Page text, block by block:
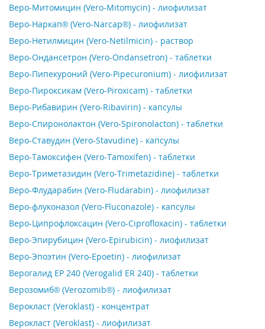
Веро-Митомицин (Vero-Mitomycin) - лиофилизат
Веро-Наркап® (Vero-Narcap®) - лиофилизат
Веро-Нетилмицин (Vero-Netilmicin) - раствор
Веро-Ондансетрон (Vero-Ondansetron) - таблетки
Веро-Пипекуроний (Vero-Pipecuronium) - лиофилизат
Веро-Пироксикам (Vero-Piroxicam) - таблетки
Веро-Рибавирин (Vero-Ribavirin) - капсулы
Веро-Спиронолактон (Vero-Spironolacton) - таблетки
Веро-Ставудин (Vero-Stavudine) - капсулы
Веро-Тамоксифен (Vero-Tamoxifen) - таблетки
Веро-Триметазидин (Vero-Trimetazidine) - таблетки
Веро-Флударабин (Vero-Fludarabin) - лиофилизат
Веро-флуконазол (Vero-Fluconazole) - капсулы
Веро-Ципрофлоксацин (Vero-Ciprofloxacin) - таблетки
Веро-Эпирубицин (Vero-Epirubicin) - лиофилизат
Веро-Эпоэтин (Vero-Epoetin) - лиофилизат
Верогалид ЕР 240 (Verogalid ER 240) - таблетки
Верозомиб® (Verozomib®) - лиофилизат
Верокласт (Veroklast) - концентрат
Верокласт (Veroklast) - лиофилизат